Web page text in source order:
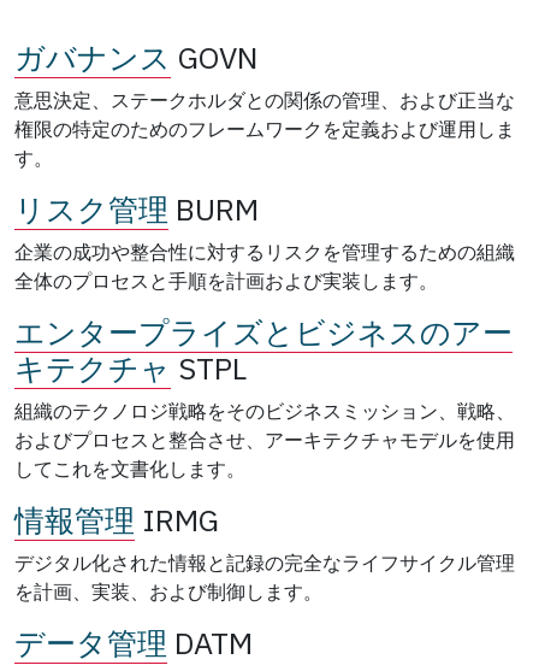
ガバナンス GOVN
意思決定、ステークホルダとの関係の管理、および正当な
権限の特定のためのフレームワークを定義および運用しま
す。
リスク管理 BURM
企業の成功や整合性に対するリスクを管理するための組織
全体のプロセスと手順を計画および実装します。
エンタープライズとビジネスのアー
キテクチャ STPL
組織のテクノロジ戦略をそのビジネスミッション、戦略、
およびプロセスと整合させ、アーキテクチャモデルを使用
してこれを文書化します。
情報管理 IRMG
デジタル化された情報と記録の完全なライフサイクル管理
を計画、実装、および制御します。
データ管理 DATM